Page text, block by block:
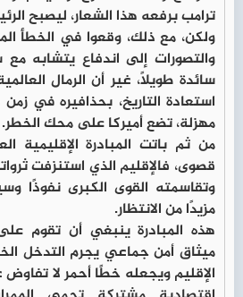
ترامب برفعه هذا الشعار، ليصبح
ولكن، مع ذلك، وقعوا في الخطأ
والتصورات إلى اندفاع يتشابه
سائدة طويلًا، غير أن الرمال
استعادة التاريخ، بحذافيره في
مهزلة، تضع أميركا على محك الخطر.
من ثم باتت المبادرة الإقليمية
قصوى، فالإقليم الذي استنزفت
وتقاسمته القوى الكبرى نفوذًا
مزيدًا من الانتظار.
هذه المبادرة ينبغي أن تقوم
ميثاق أمن جماعي يجرم التدخل
الإقليم ويجعله خطًا أحمر لا تفاوض